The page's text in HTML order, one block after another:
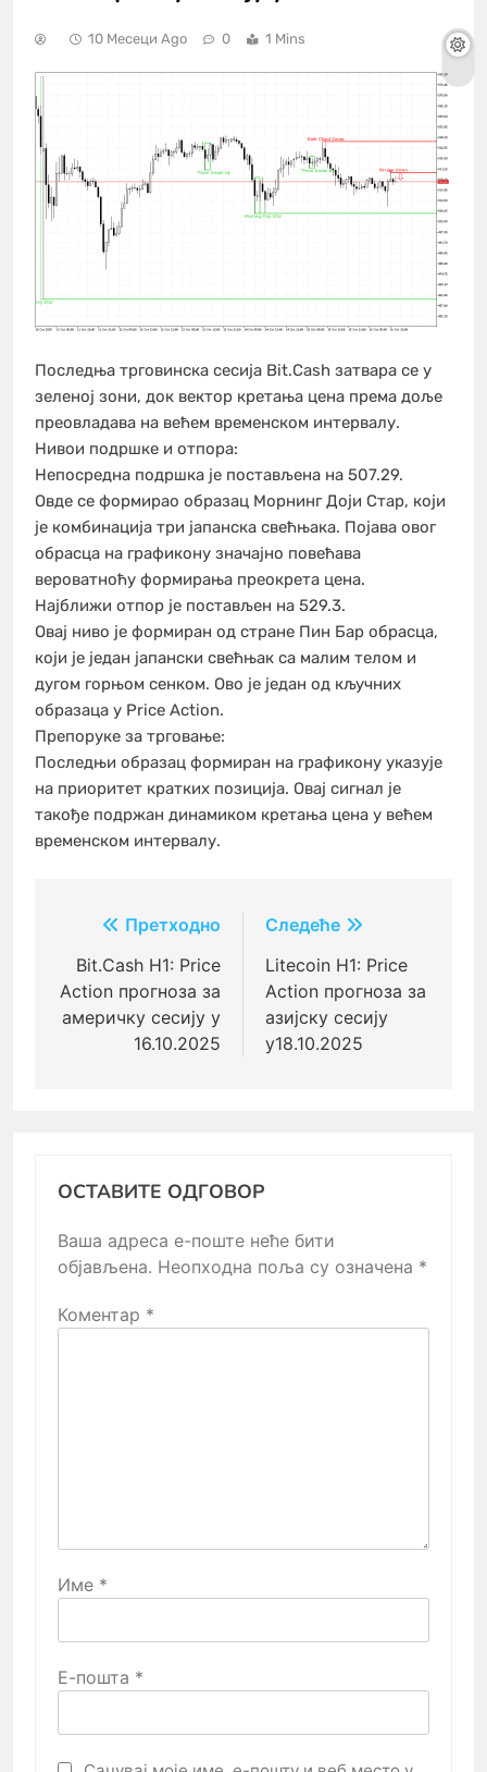
10 Месеци Ago 0 1 Mins
Последња трговинска сесија Bit.Cash затвара се у
зеленој зони, док вектор кретања цена према доље
преовладава на већем временском интервалу.
Нивои подршке и отпора:
Непосредна подршка је постављена на 507.29.
Овде се формирао образац Морнинг Доји Стар, који
је комбинација три јапанска свећњака. Појава овог
обрасца на графикону значајно повећава
вероватноћу формирања преокрета цена.
Најближи отпор је постављен на 529.3.
Овај ниво је формиран од стране Пин Бар обрасца,
који је један јапански свећњак са малим телом и
дугом горњом сенком. Ово је један од кључних
образаца у Price Action.
Препоруке за трговање:
Последњи образац формиран на графикону указује
на приоритет кратких позиција. Овај сигнал је
такође подржан динамиком кретања цена у већем
временском интервалу.
Кретање
чланка
Претходно
Bit.Cash H1: Price
Action прогноза за
америчку сесију у
16.10.2025
Следеће
Litecoin H1: Price
Action прогноза за
азијску сесију
у18.10.2025
ОСТАВИТЕ ОДГОВОР
Ваша адреса е-поште неће бити
објављена. Неопходна поља су означена *
Коментар *
Име *
Е-пошта *